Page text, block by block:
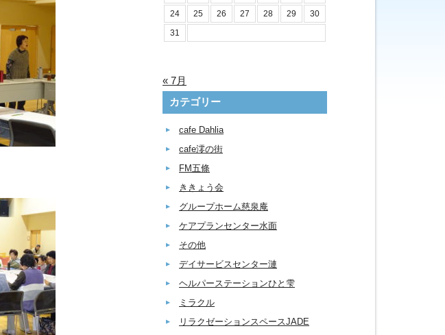
24
25 26 27 28 29
30
31
« 7月
カテゴリー
cafe Dahlia
cafe澪の街
FM五條
ききょう会
グループホーム慈泉庵
ケアプランセンター水面
その他
デイサービスセンター漣
ヘルパーステーションひと雫
ミラクル
リラクゼーションスペースJADE